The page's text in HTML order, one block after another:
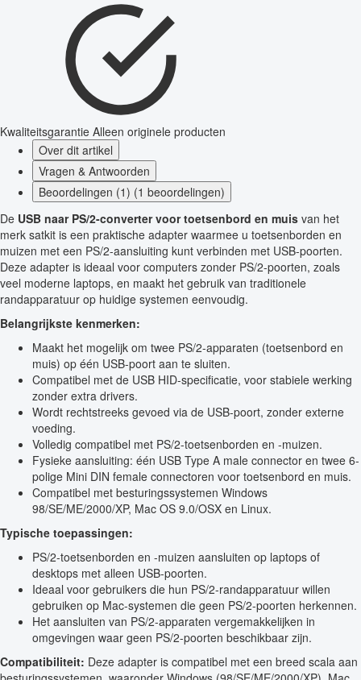
Kwaliteitsgarantie Alleen originele producten
Over dit artikel
Vragen & Antwoorden
Beoordelingen (1) (1 beoordelingen)
De USB naar PS/2-converter voor toetsenbord en muis van het
merk satkit is een praktische adapter waarmee u toetsenborden en
muizen met een PS/2-aansluiting kunt verbinden met USB-poorten.
Deze adapter is ideaal voor computers zonder PS/2-poorten, zoals
veel moderne laptops, en maakt het gebruik van traditionele
randapparatuur op huidige systemen eenvoudig.
Belangrijkste kenmerken:
Maakt het mogelijk om twee PS/2-apparaten (toetsenbord en
muis) op één USB-poort aan te sluiten.
Compatibel met de USB HID-specificatie, voor stabiele werking
zonder extra drivers.
Wordt rechtstreeks gevoed via de USB-poort, zonder externe
voeding.
Volledig compatibel met PS/2-toetsenborden en -muizen.
Fysieke aansluiting: één USB Type A male connector en twee 6-
polige Mini DIN female connectoren voor toetsenbord en muis.
Compatibel met besturingssystemen Windows
98/SE/ME/2000/XP, Mac OS 9.0/OSX en Linux.
Typische toepassingen:
PS/2-toetsenborden en -muizen aansluiten op laptops of
desktops met alleen USB-poorten.
Ideaal voor gebruikers die hun PS/2-randapparatuur willen
gebruiken op Mac-systemen die geen PS/2-poorten herkennen.
Het aansluiten van PS/2-apparaten vergemakkelijken in
omgevingen waar geen PS/2-poorten beschikbaar zijn.
Compatibiliteit: Deze adapter is compatibel met een breed scala aan